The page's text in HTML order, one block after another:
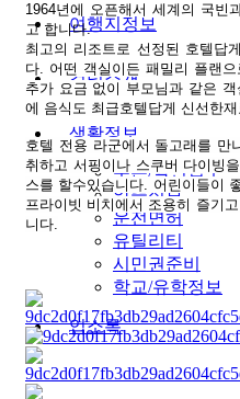
여행지정보
컬럼소개
생활정보
쿠폰/할인업소
알뜰정보
운전면허
유틸리티
시민권준비
학교/유학정보
업소록
1964년에 오픈해서 세계의 국빈
고 합니다.
최고의 리조트로 선정된 호텔답
다. 어떤 객실이든 패밀리 플랜
추가 요금 없이 부모님과 같은
에 음식도 최급호텔답게 신선한재
호텔 전용 라군에서 돌고래를 만
취하고 서핑이나 스쿠버 다이빙을
스를 할수있습니다. 어린이들이
프라이빗 비치에서 조용히 즐기고
니다.